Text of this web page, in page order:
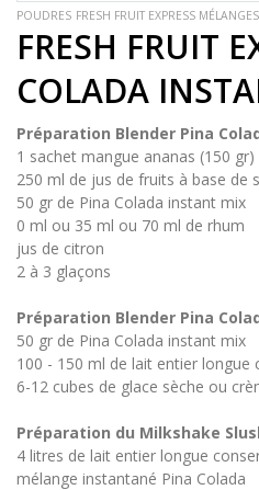
POUDRES FRESH FRUIT EXPRESS
FRESH FRUIT
COLADA
Préparation Blender Pina
1 sachet mangue ananas (150 gr)
250 ml de jus de fruits à base de
50 gr de Pina Colada instant mix
0 ml ou 35 ml ou 70 ml de rhum
jus de citron
2 à 3 glaçons
Préparation Blender Pina
50 gr de Pina Colada instant mix
100 - 150 ml de lait entier longue
6-12 cubes de glace sèche ou
Préparation du Milkshake
4 litres de lait entier longue
mélange instantané Pina Colada